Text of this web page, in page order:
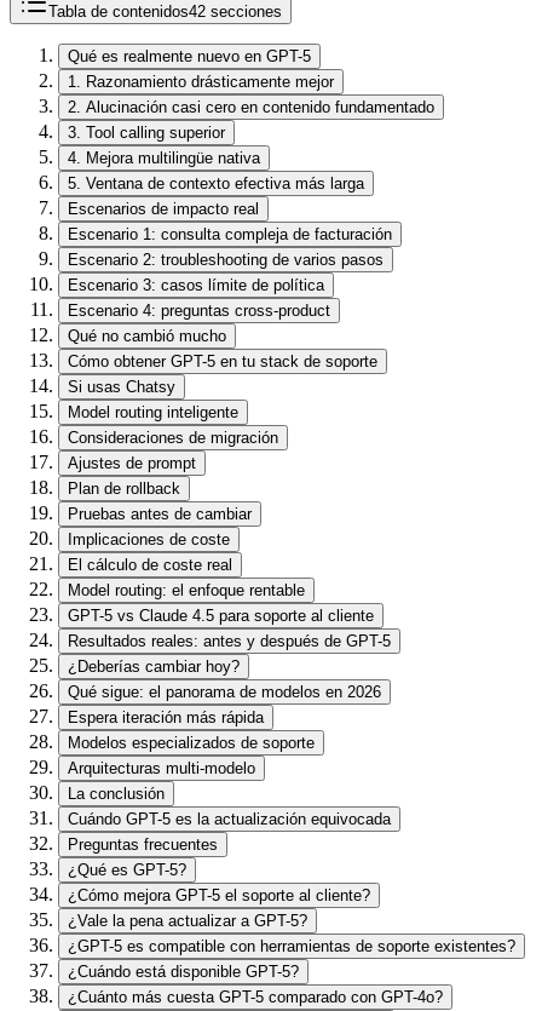
Tabla de contenidos42 secciones
Qué es realmente nuevo en GPT-5
1. Razonamiento drásticamente mejor
2. Alucinación casi cero en contenido fundamentado
3. Tool calling superior
4. Mejora multilingüe nativa
5. Ventana de contexto efectiva más larga
Escenarios de impacto real
Escenario 1: consulta compleja de facturación
Escenario 2: troubleshooting de varios pasos
Escenario 3: casos límite de política
Escenario 4: preguntas cross-product
Qué no cambió mucho
Cómo obtener GPT-5 en tu stack de soporte
Si usas Chatsy
Model routing inteligente
Consideraciones de migración
Ajustes de prompt
Plan de rollback
Pruebas antes de cambiar
Implicaciones de coste
El cálculo de coste real
Model routing: el enfoque rentable
GPT-5 vs Claude 4.5 para soporte al cliente
Resultados reales: antes y después de GPT-5
¿Deberías cambiar hoy?
Qué sigue: el panorama de modelos en 2026
Espera iteración más rápida
Modelos especializados de soporte
Arquitecturas multi-modelo
La conclusión
Cuándo GPT-5 es la actualización equivocada
Preguntas frecuentes
¿Qué es GPT-5?
¿Cómo mejora GPT-5 el soporte al cliente?
¿Vale la pena actualizar a GPT-5?
¿GPT-5 es compatible con herramientas de soporte existentes?
¿Cuándo está disponible GPT-5?
¿Cuánto más cuesta GPT-5 comparado con GPT-4o?